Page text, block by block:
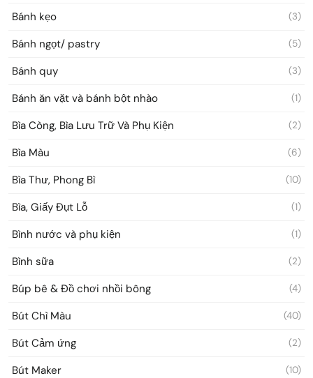
Bánh kẹo (3)
Bánh ngọt/ pastry (5)
Bánh quy (3)
Bánh ăn vặt và bánh bột nhào (1)
Bìa Còng, Bìa Lưu Trữ Và Phụ Kiện (2)
Bìa Màu (6)
Bìa Thư, Phong Bì (10)
Bìa, Giấy Đụt Lỗ (1)
Bình nước và phụ kiện (1)
Bình sữa (2)
Búp bê & Đồ chơi nhồi bông (4)
Bút Chì Màu (40)
Bút Cảm ứng (2)
Bút Maker (10)